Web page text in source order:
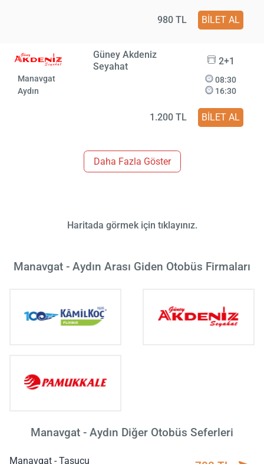
980 TL BİLET AL
Güney Akdeniz
Seyahat
2+1
Manavgat
Aydın
08:30
16:30
1.200 TL BİLET AL
Daha Fazla Göster
Haritada görmek için tıklayınız.
Manavgat - Aydın Arası Giden Otobüs Firmaları
Manavgat - Aydın Diğer Otobüs Seferleri
Manavgat - Taşucu